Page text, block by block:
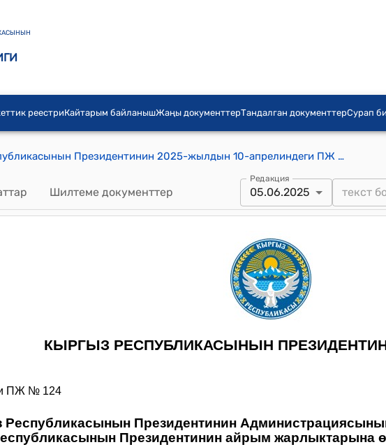
реестриКайтарым байланышЖаңы документтерТандалган документтерСурап
Кыргыз Республикасынын Президентинин 2025-жылдын 10-апрелиндеги ПЖ № 124 "Кыргыз Республикасынын Президентинин Администрациясынын ишинин маселелери боюнча Кыргыз Республикасынын Президентинин айрым жарлыктарына өзгөртүүлөрдү киргизүү жөнүндө" Жарлыгы
Шилтеме документтер
Редакция
05.06.2025